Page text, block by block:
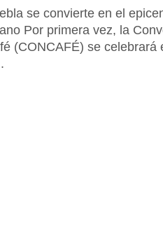
se convierte en el
Por primera vez, la
(CONCAFÉ) se celebrará